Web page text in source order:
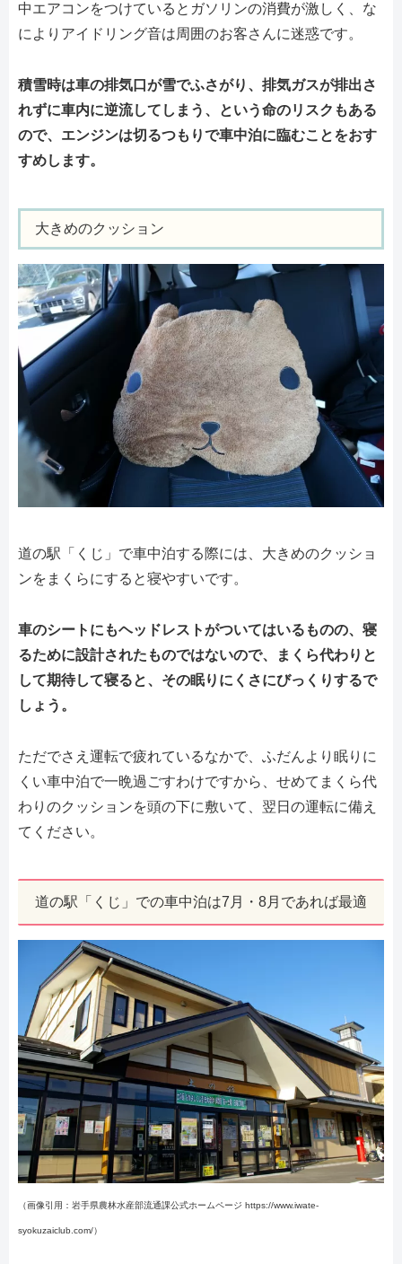
中エアコンをつけているとガソリンの消費が激しく、な
によりアイドリング音は周囲のお客さんに迷惑です。
積雪時は車の排気口が雪でふさがり、排気ガスが排出さ
れずに車内に逆流してしまう、という命のリスクもある
ので、エンジンは切るつもりで車中泊に臨むことをおす
すめします。
大きめのクッション
道の駅「くじ」で車中泊する際には、大きめのクッショ
ンをまくらにすると寝やすいです。
車のシートにもヘッドレストがついてはいるものの、寝
るために設計されたものではないので、まくら代わりと
して期待して寝ると、その眠りにくさにびっくりするで
しょう。
ただでさえ運転で疲れているなかで、ふだんより眠りに
くい車中泊で一晩過ごすわけですから、せめてまくら代
わりのクッションを頭の下に敷いて、翌日の運転に備え
てください。
道の駅「くじ」での車中泊は7月・8月であれば最適
（画像引用：岩手県農林水産部流通課公式ホームページ https://www.iwate-
syokuzaiclub.com/）